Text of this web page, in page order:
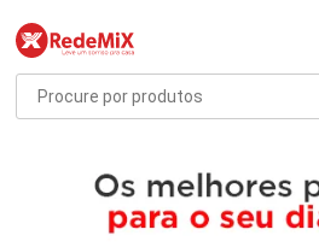
Redemix – Supermercado Online